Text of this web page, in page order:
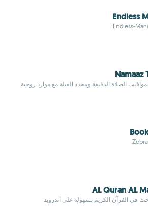
Endless
Endless-
Namaaz
الصلاة الدقيقة ومحدد القبلة مع موارد روحية
AL Quran AL
في القرآن الكريم بسهولة على أندرويد